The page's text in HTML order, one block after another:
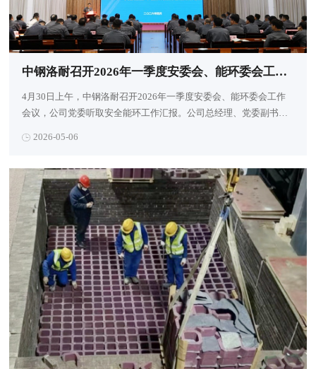
中钢洛耐召开2026年一季度安委会、能环委会工作会议暨公司党委听取安全能环工作汇报会议
4月30日上午，中钢洛耐召开2026年一季度安委会、能环委会工作
会议，公司党委听取安全能环工作汇报。公司总经理、党委副书记
2026-05-06